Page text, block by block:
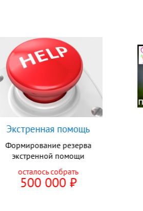
Экстренная помощь
Формирование резерва
экстренной помощи
осталось собрать
500 000 ⃏